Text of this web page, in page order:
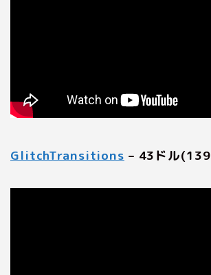
GlitchTransitions – 43ドル